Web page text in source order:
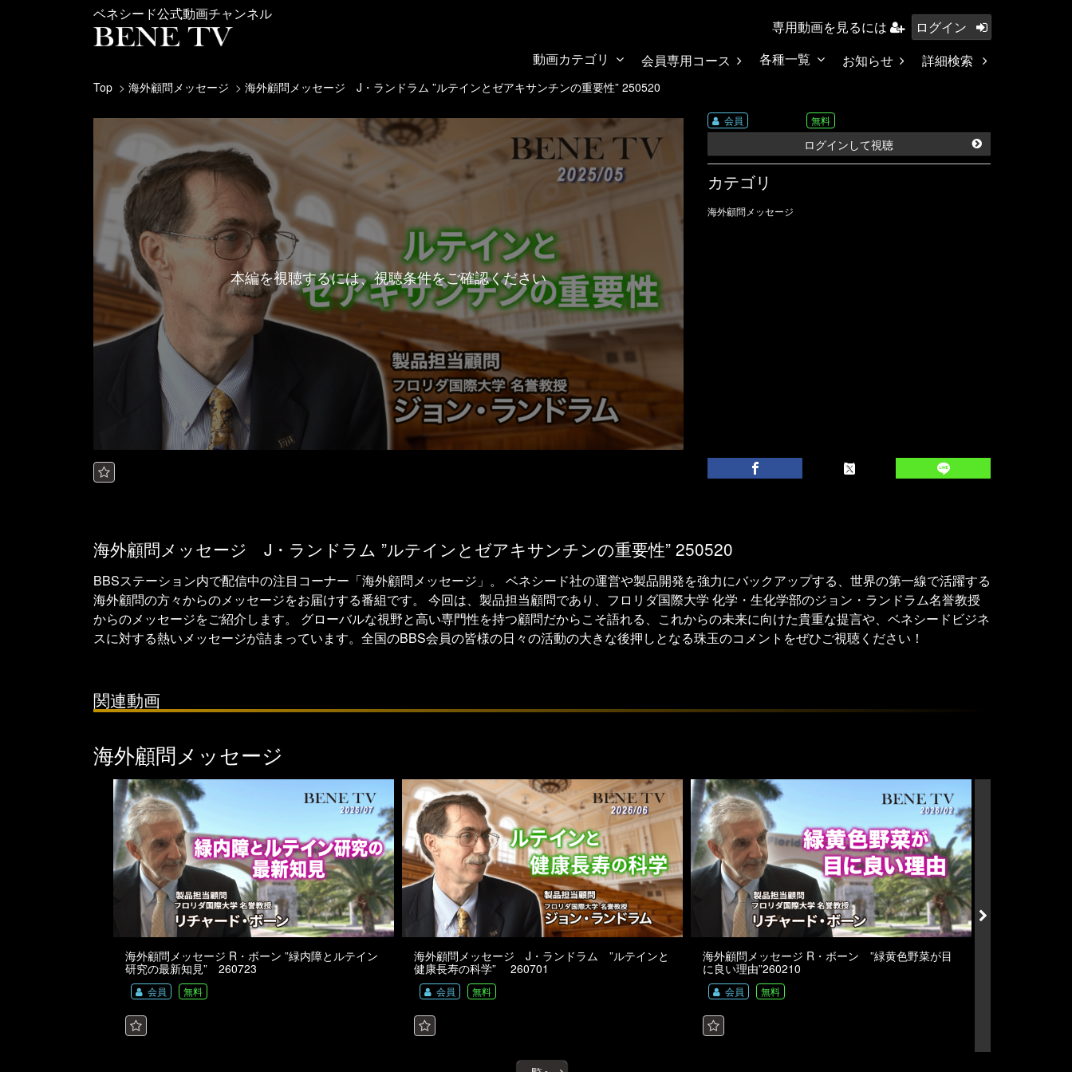
ベネシード公式動画チャンネル
専用動画を見るには
ログイン
動画カテゴリ
会員専用コース 各種一覧 お知らせ 詳細検索
Top 海外顧問メッセージ 海外顧問メッセージ J・ランドラム ”ルテインとゼアキサンチンの重要性” 250520
本編を視聴するには、視聴条件をご確認ください
会員 無料
ログインして視聴
カテゴリ
海外顧問メッセージ
海外顧問メッセージ J・ランドラム ”ルテインとゼアキサンチンの重要性” 250520
BBSステーション内で配信中の注目コーナー「海外顧問メッセージ」。 ベネシード社の運営や製品開発を強力にバックアップする、世界の第一線で活躍する
海外顧問の方々からのメッセージをお届けする番組です。 今回は、製品担当顧問であり、フロリダ国際大学 化学・生化学部のジョン・ランドラム名誉教授
からのメッセージをご紹介します。 グローバルな視野と高い専門性を持つ顧問だからこそ語れる、これからの未来に向けた貴重な提言や、ベネシードビジネ
スに対する熱いメッセージが詰まっています。全国のBBS会員の皆様の日々の活動の大きな後押しとなる珠玉のコメントをぜひご視聴ください！
関連動画
海外顧問メッセージ
海外顧問メッセージ R・ボーン ”緑内障とルテイン
研究の最新知見” 260723
会員 無料
海外顧問メッセージ J・ランドラム ”ルテインと
健康長寿の科学” 260701
会員 無料
海外顧問メッセージ R・ボーン ”緑黄色野菜が目
に良い理由”260210
会員 無料